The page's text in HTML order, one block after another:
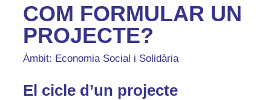
COM FORMULAR UN
PROJECTE?
Àmbit: Economia Social i Solidària
El cicle d’un projecte